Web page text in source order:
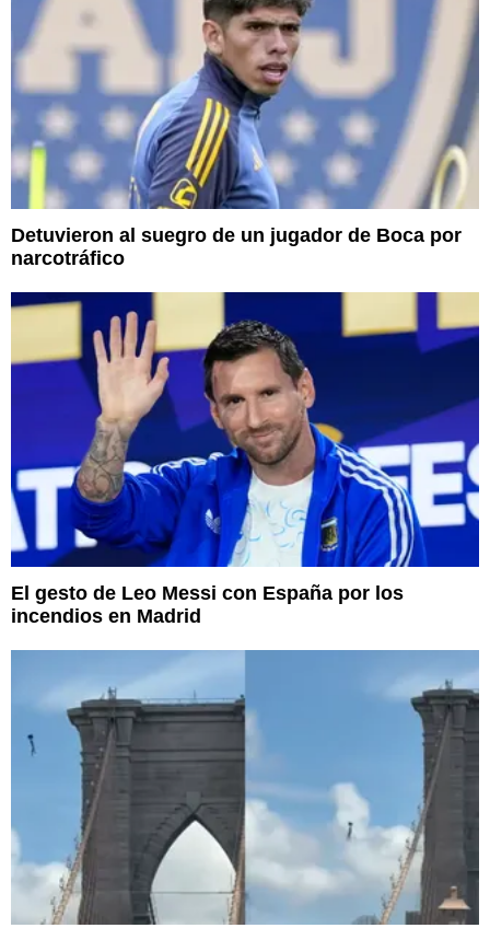
Detuvieron al suegro de un jugador de Boca por
narcotráfico
El gesto de Leo Messi con España por los
incendios en Madrid